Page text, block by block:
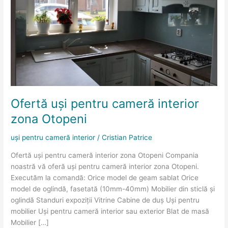
Ofertă uși pentru cameră interior
zona Otopeni
uși pentru cameră interior /Cristian Patrice
Ofertă uși pentru cameră interior zona Otopeni Compania
noastră vă oferă uși pentru cameră interior zona Otopeni.
Executăm la comandă: Orice model de geam sablat Orice
model de oglindă, fasetată (10mm-40mm) Mobilier din sticlă și
oglindă Standuri expoziții Vitrine Cabine de duș Uși pentru
mobilier Uși pentru cameră interior sau exterior Blat de masă
Mobilier […]
cameră
interior